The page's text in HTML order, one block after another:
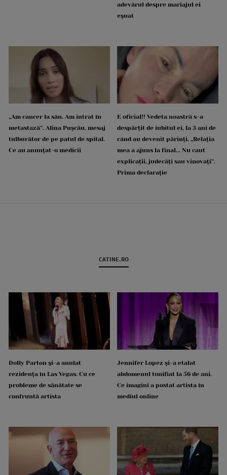
adevărul despre mariajul ei
eșuat
„Am cancer la sân. Am intrat în
metastază”. Alina Pușcău, mesaj
tulburător de pe patul de spital.
Ce au anunțat-o medicii
E oficial!! Vedeta noastră s-a
despărțit de iubitul ei, la 3 ani de
când au devenit părinți. „Relația
mea a ajuns la final... Nu caut
explicații, judecăți sau vinovați”.
Prima declarație
CATINE.RO
Dolly Parton și-a anulat
rezidența în Las Vegas. Cu ce
probleme de sănătate se
confruntă artista
Jennifer Lopez și-a etalat
abdomenul tonifiat la 56 de ani.
Ce imagini a postat artista în
mediul online